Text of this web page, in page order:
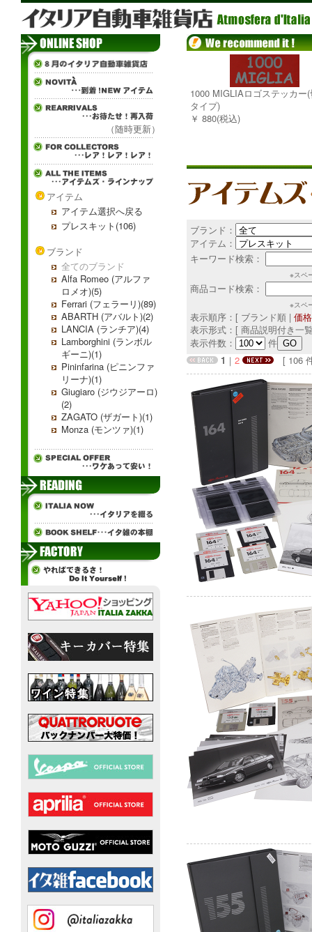
（随時更新）
アイテム
アイテム選択へ戻る
プレスキット(106)
ブランド
全てのブランド
Alfa Romeo (アルファ
ロメオ)(5)
Ferrari (フェラーリ)(89)
ABARTH (アバルト)(2)
LANCIA (ランチア)(4)
Lamborghini (ランボル
ギーニ)(1)
Pininfarina (ピニンファ
リーナ)(1)
Giugiaro (ジウジアーロ)
(2)
ZAGATO (ザガート)(1)
Monza (モンツァ)(1)
1000 MIGLIAロゴステッカー
タイプ)
￥ 880(税込)
ブランド：
アイテム：
キーワード検索：
※スペ
商品コード検索：
※スペ
表示順序：[ ブランド順 | 価
表示形式：[ 商品説明付き一
表示件数：
件
1 ｜ 2 [ 106 件